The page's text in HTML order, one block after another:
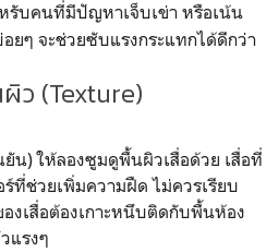
หรับคนที่มีปัญหาเจ็บเข่า หรือเน้น
ยๆ จะช่วยซับแรงกระแทกได้ดีกว่า
ว (Texture)
น) ให้ลองซูมดูพื้นผิวเสื่อด้วย เสื่อที่
ที่ช่วยเพิ่มความฝืด ไม่ควรเรียบ
งเสื่อต้องเกาะหนึบติดกับพื้นห้อง
แรงๆ